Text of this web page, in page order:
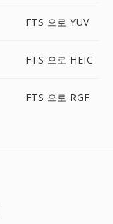
FTS 으로 YUV
FTS 으로 HEIC
FTS 으로 RGF